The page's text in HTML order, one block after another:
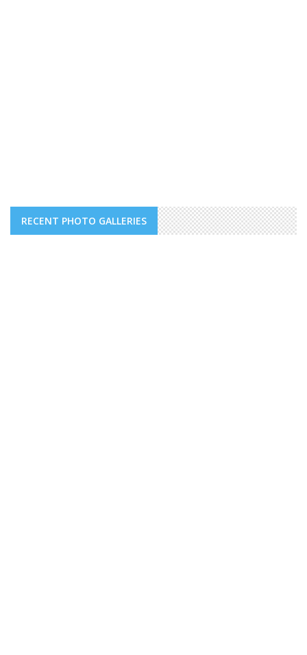
RECENT PHOTO GALLERIES